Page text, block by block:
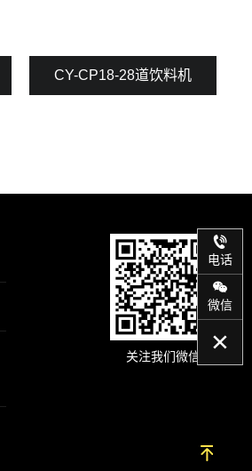
CY-CP18-28道饮料机
关注我们微信
电话
微信